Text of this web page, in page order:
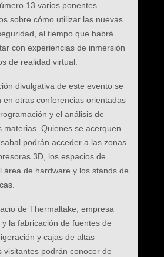
13 varios ponentes
sobre cómo utilizar las nuevas
al tiempo que habrá
con experiencias de inmersión
de realidad virtual.
divulgativa de este evento se
en otras conferencias orientadas
y el análisis de
materias. Quienes se acerquen
podrán acceder a las zonas
3D, los espacios de
área de hardware y los stands de
de Thermaltake, empresa
la fabricación de fuentes de
y cajas de altas
visitantes podrán conocer de